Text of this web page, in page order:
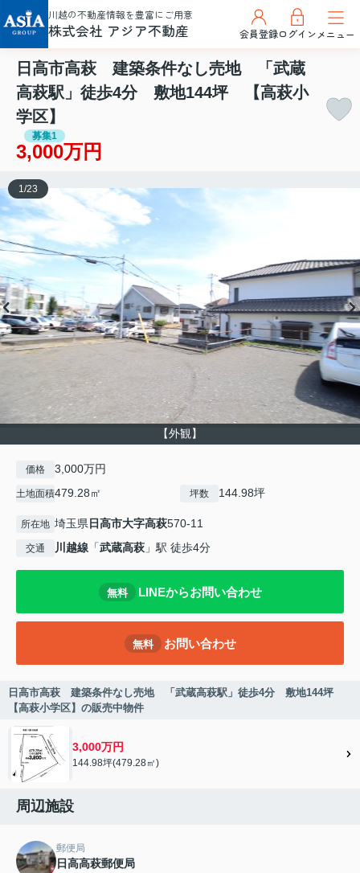
川越の不動産情報を豊富にご用意
株式会社 アジア不動産 会員登録ログインメニュー
日高市高萩 建築条件なし売地 「武蔵
高萩駅」徒歩4分 敷地144坪 【高萩小
学区】
募集1
3,000万円
【外観】
1 /23
価格 3,000万円
土地面積479.28㎡ 坪数 144.98坪
所在地 埼玉県 日高市大字高萩570-11
交通 川越線 「武蔵高萩 」駅 徒歩4分
無料 LINEからお問い合わせ
無料 お問い合わせ
日高市高萩 建築条件なし売地 「武蔵高萩駅」徒歩4分 敷地144坪
【高萩小学区】の販売中物件
3,000万円
144.98坪(479.28㎡)
周辺施設
郵便局
日高高萩郵便局